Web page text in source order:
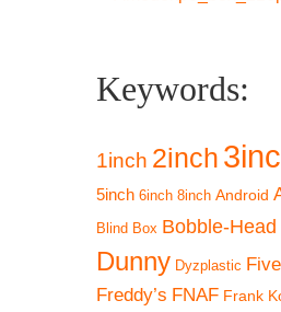
Keywords:
1inch 2inch
5inch 6inch 8inch Android
Blind Box Bobble-Head
Dunny Dyzplastic
Freddy’s FNAF Frank